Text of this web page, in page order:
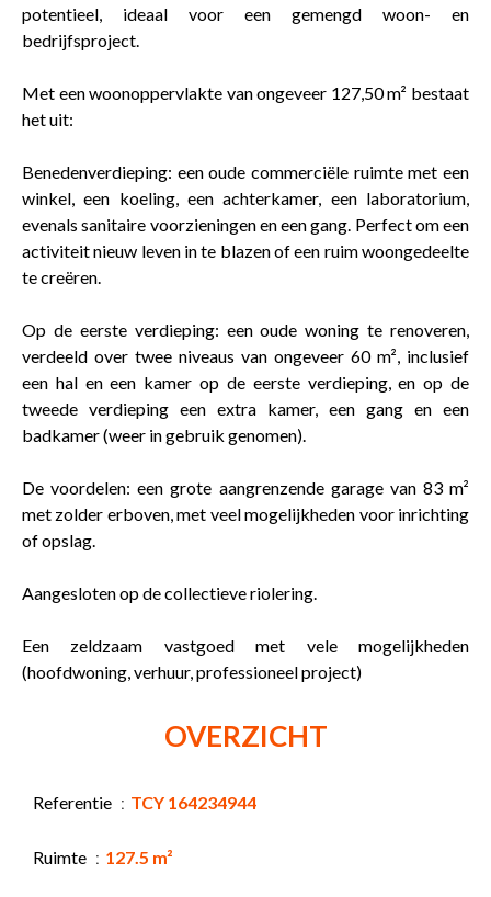
potentieel, ideaal voor een gemengd woon- en
bedrijfsproject.
Met een woonoppervlakte van ongeveer 127,50 m² bestaat
het uit:
Benedenverdieping: een oude commerciële ruimte met een
winkel, een koeling, een achterkamer, een laboratorium,
evenals sanitaire voorzieningen en een gang. Perfect om een
activiteit nieuw leven in te blazen of een ruim woongedeelte
te creëren.
Op de eerste verdieping: een oude woning te renoveren,
verdeeld over twee niveaus van ongeveer 60 m², inclusief
een hal en een kamer op de eerste verdieping, en op de
tweede verdieping een extra kamer, een gang en een
badkamer (weer in gebruik genomen).
De voordelen: een grote aangrenzende garage van 83 m²
met zolder erboven, met veel mogelijkheden voor inrichting
of opslag.
Aangesloten op de collectieve riolering.
Een zeldzaam vastgoed met vele mogelijkheden
(hoofdwoning, verhuur, professioneel project)
OVERZICHT
Referentie TCY 164234944
Ruimte 127.5 m²